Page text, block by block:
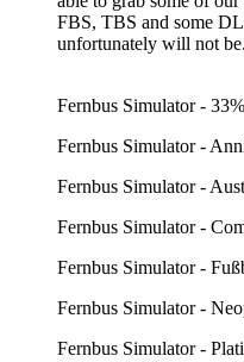
FBS, TBS and some
unfortunately will not be.
Fernbus Simulator - 33%
Fernbus Simulator -
Fernbus Simulator -
Fernbus Simulator -
Fernbus Simulator -
Fernbus Simulator -
Fernbus Simulator -